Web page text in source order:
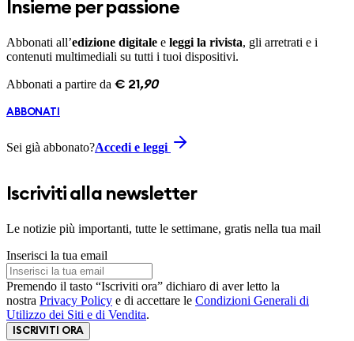
Insieme per passione
Abbonati all’edizione digitale e leggi la rivista, gli arretrati e i
contenuti multimediali su tutti i tuoi dispositivi.
Abbonati a partire da € 21,90
ABBONATI
Sei già abbonato?Accedi e leggi
Iscriviti alla newsletter
Le notizie più importanti, tutte le settimane, gratis nella tua mail
Inserisci la tua email
Premendo il tasto “Iscriviti ora” dichiaro di aver letto la
nostra Privacy Policy e di accettare le Condizioni Generali di
Utilizzo dei Siti e di Vendita.
ISCRIVITI ORA